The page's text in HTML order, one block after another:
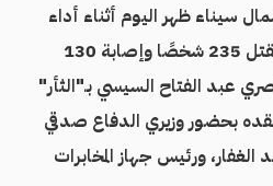
سيناء ظهر اليوم أثناء أداء
صلاة الجمعة ما أسفر عن مقتل 235 شخصًا وإصابة 130
عبد الفتاح السيسي بـ"الثأر"
بحضور وزيري الدفاع صدقي
ورئيس جهاز المخابرات